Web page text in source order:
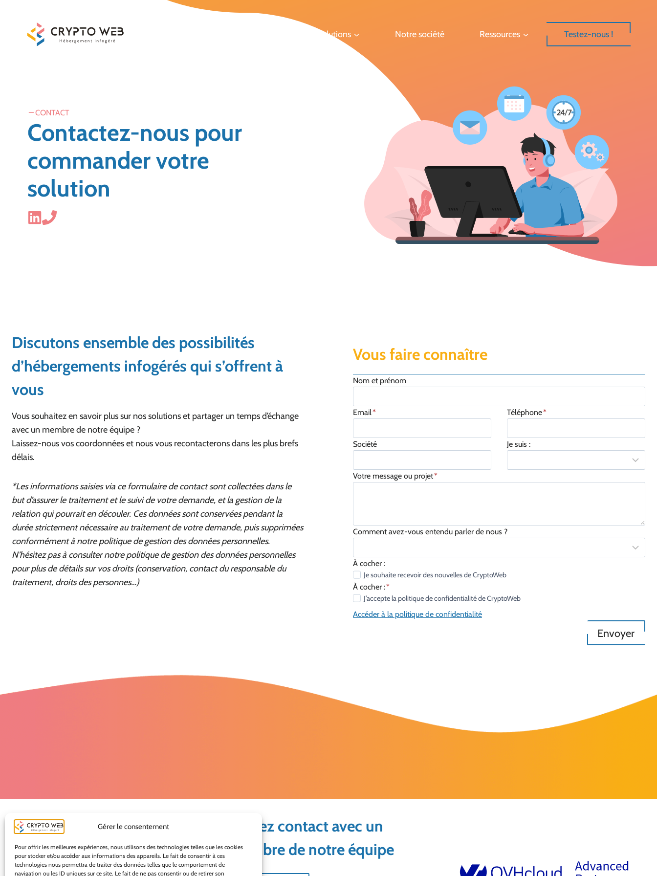
Gérer le consentement
Pour offrir les meilleures expériences, nous utilisons des technologies telles que les cookies
pour stocker et/ou accéder aux informations des appareils. Le fait de consentir à ces
technologies nous permettra de traiter des données telles que le comportement de
navigation ou les ID uniques sur ce site. Le fait de ne pas consentir ou de retirer son
contenu
Solutions Notre société Ressources Testez-nous !
CONTACT
Contactez-nous pour
commander votre
solution
Discutons ensemble des possibilités
d’hébergements infogérés qui s’offrent à
vous
Vous souhaitez en savoir plus sur nos solutions et partager un temps d’échange
avec un membre de notre équipe ?
Laissez-nous vos coordonnées et nous vous recontacterons dans les plus brefs
délais.
*Les informations saisies via ce formulaire de contact sont collectées dans le
but d’assurer le traitement et le suivi de votre demande, et la gestion de la
relation qui pourrait en découler. Ces données sont conservées pendant la
durée strictement nécessaire au traitement de votre demande, puis supprimées
conformément à notre politique de gestion des données personnelles.
N’hésitez pas à consulter notre politique de gestion des données personnelles
pour plus de détails sur vos droits (conservation, contact du responsable du
traitement, droits des personnes…)
Vous faire connaître
Nom et prénom
Email* Téléphone*
Société Je suis :
Votre message ou projet*
Comment avez-vous entendu parler de nous ?
À cocher :
Je souhaite recevoir des nouvelles de CryptoWeb
À cocher :*
J’accepte la politique de confidentialité de CryptoWeb
Accéder à la politique de confidentialité
Envoyer
Prenez contact avec un
membre de notre équipe